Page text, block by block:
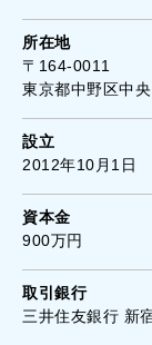
所在地
〒164-0011
東京都中野区中
設立
2012年10月1日
資本金
900万円
取引銀行
三井住友銀行 新